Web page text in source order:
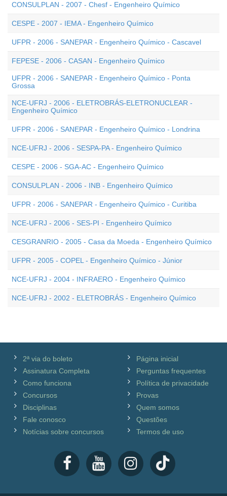
CONSULPLAN - 2007 - Chesf - Engenheiro Químico
CESPE - 2007 - IEMA - Engenheiro Químico
UFPR - 2006 - SANEPAR - Engenheiro Químico - Cascavel
FEPESE - 2006 - CASAN - Engenheiro Químico
UFPR - 2006 - SANEPAR - Engenheiro Químico - Ponta
Grossa
NCE-UFRJ - 2006 - ELETROBRÁS-ELETRONUCLEAR -
Engenheiro Químico
UFPR - 2006 - SANEPAR - Engenheiro Químico - Londrina
NCE-UFRJ - 2006 - SESPA-PA - Engenheiro Químico
CESPE - 2006 - SGA-AC - Engenheiro Químico
CONSULPLAN - 2006 - INB - Engenheiro Químico
UFPR - 2006 - SANEPAR - Engenheiro Químico - Curitiba
NCE-UFRJ - 2006 - SES-PI - Engenheiro Químico
CESGRANRIO - 2005 - Casa da Moeda - Engenheiro Químico
UFPR - 2005 - COPEL - Engenheiro Químico - Júnior
NCE-UFRJ - 2004 - INFRAERO - Engenheiro Químico
NCE-UFRJ - 2002 - ELETROBRÁS - Engenheiro Químico
2ª via do boleto
Assinatura Completa
Como funciona
Concursos
Disciplinas
Fale conosco
Notícias sobre concursos
Página inicial
Perguntas frequentes
Política de privacidade
Provas
Quem somos
Questões
Termos de uso